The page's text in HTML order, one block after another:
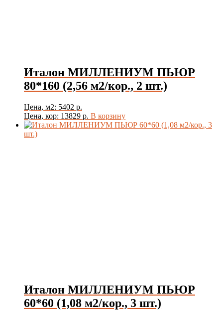
Италон МИЛЛЕНИУМ ПЬЮР
80*160 (2,56 м2/кор., 2 шт.)
Цена, м2: 5402 р.
Цена, кор: 13829 р. В корзину
Италон МИЛЛЕНИУМ ПЬЮР
60*60 (1,08 м2/кор., 3 шт.)